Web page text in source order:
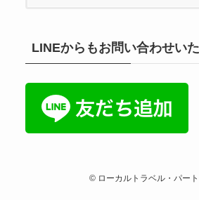
LINEからもお問い合わせい
©ローカルトラベル・パー